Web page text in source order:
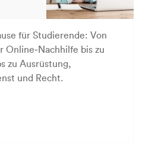
für Studierende: Von
Online‑Nachhilfe bis zu
zu Ausrüstung,
und Recht.